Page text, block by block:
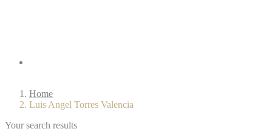
Home
Luis Angel Torres Valencia
Your search results